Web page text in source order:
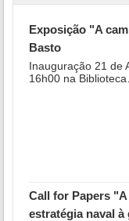
Exposição "A
Basto
Inauguração 21 de
16h00 na
Call for Papers
estratégia naval